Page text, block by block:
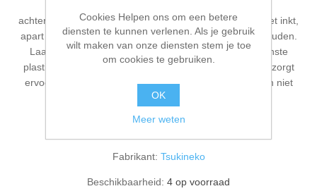
Kaarten 2021
achtergrondeffecten te creëren. Inkt de pad opnieuw (met inkt,
apart verkrijgbaar) indien nodig om de pad vochtig te houden.
Laat de pad niet volledig uitdrogen. Vervang de binnenste
plastic hoes en hoes na gebruik. Blootstelling aan lucht zorgt
ervoor dat het stempelkussen uitdroogt. (Binnenhoezen niet
vereist voor Dew Drop-pads.)
Fabrikant: Tsukineko
Beschikbaarheid: 4 op voorraad
Cookies Helpen ons om een betere
diensten te kunnen verlenen. Als je gebruik
wilt maken van onze diensten stem je toe
om cookies te gebruiken.
OK
Meer weten